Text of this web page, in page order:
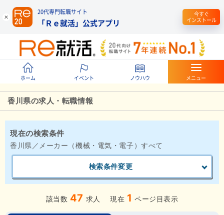
20代専門転職サイト
「Ｒｅ就活」公式アプリ
今すぐ
インストール
ホーム イベント ノウハウ メニュー
香川県の求人・転職情報
現在の検索条件
香川県／メーカー（機械・電気・電子）すべて
検索条件変更
該当数 47 求人 現在 1 ページ目表示